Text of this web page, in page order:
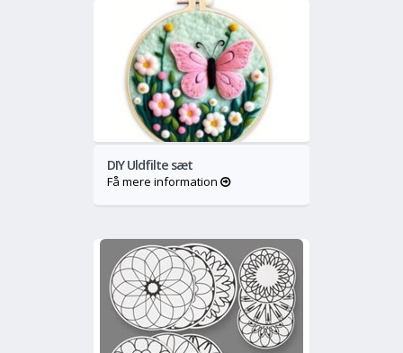
Mere
DIY Uldfilte sæt
Få mere information
Mere